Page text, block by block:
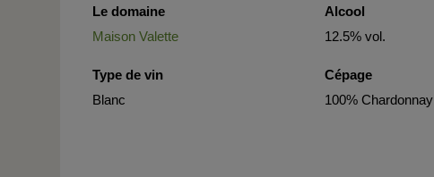
Le domaine
Maison Valette
Type de vin
Blanc
Alcool
12.5% vol.
Cépage
100% Chardonnay